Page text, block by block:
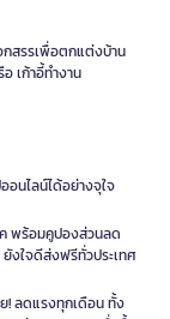
สรรเพื่อตกแต่งบ้าน
อ เก้าอี้ทำงาน
อนไลน์ได้อย่างจุใจ
พร้อมคูปองส่วนลด
งใจดีส่งฟรีทั่วประเทศ
! ลดแรงทุกเดือน ทั้ง